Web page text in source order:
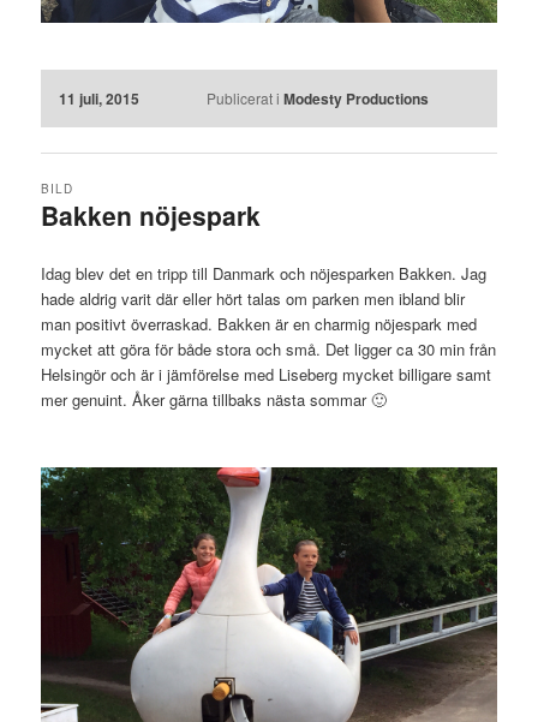
11 juli, 2015 Publicerat i Modesty Productions
Bakken nöjespark
BILD
Idag blev det en tripp till Danmark och nöjesparken Bakken. Jag
hade aldrig varit där eller hört talas om parken men ibland blir
man positivt överraskad. Bakken är en charmig nöjespark med
mycket att göra för både stora och små. Det ligger ca 30 min från
Helsingör och är i jämförelse med Liseberg mycket billigare samt
mer genuint. Åker gärna tillbaks nästa sommar 🙂